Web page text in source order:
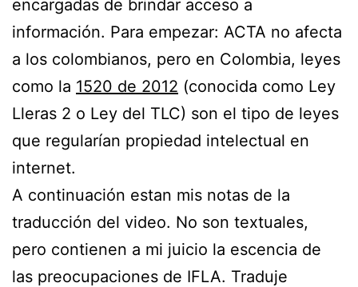
encargadas de brindar acceso a
información. Para empezar: ACTA no afecta
a los colombianos, pero en Colombia, leyes
como la 1520 de 2012 (conocida como Ley
Lleras 2 o Ley del TLC) son el tipo de leyes
que regularían propiedad intelectual en
internet.
A continuación estan mis notas de la
traducción del video. No son textuales,
pero contienen a mi juicio la escencia de
las preocupaciones de IFLA. Traduje